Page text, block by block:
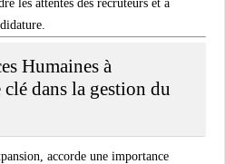
les attentes des recruteurs et à
Humaines à
dans la gestion du
accorde une importance